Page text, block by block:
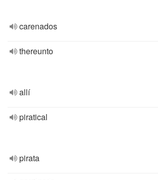
carenados
thereunto
allí
piratical
pirata